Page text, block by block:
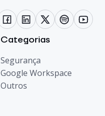
Categorias
Segurança
Google Workspace
Outros